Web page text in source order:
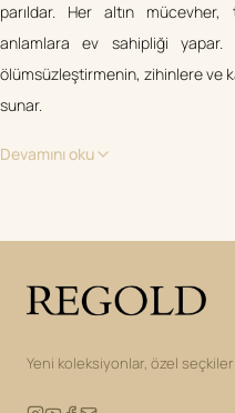
parıldar. Her altın
anlamlara ev sahipliği
ölümsüzleştirmenin, zihinlere ve
sunar.
Devamını oku
Yeni koleksiyonlar, özel